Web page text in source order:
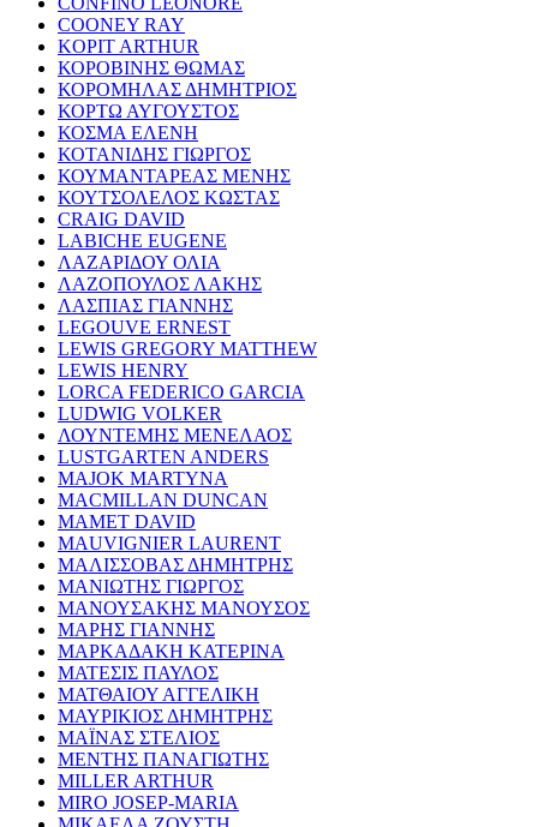
COONEY RAY
KOPIT ARTHUR
ΚΟΡΟΒΙΝΗΣ ΘΩΜΑΣ
ΚΟΡΟΜΗΛΑΣ ΔΗΜΗΤΡΙΟΣ
ΚΟΡΤΩ ΑΥΓΟΥΣΤΟΣ
ΚΟΣΜΑ ΕΛΕΝΗ
ΚΟΤΑΝΙΔΗΣ ΓΙΩΡΓΟΣ
ΚΟΥΜΑΝΤΑΡΕΑΣ ΜΕΝΗΣ
ΚΟΥΤΣΟΛΕΛΟΣ ΚΩΣΤΑΣ
CRAIG DAVID
LABICHE EUGENE
ΛΑΖΑΡΙΔΟΥ ΟΛΙΑ
ΛΑΖΟΠΟΥΛΟΣ ΛΑΚΗΣ
ΛΑΣΠΙΑΣ ΓΙΑΝΝΗΣ
LEGOUVE ERNEST
LEWIS GREGORY MATTHEW
LEWIS HENRY
LORCA FEDERICO GARCIA
LUDWIG VOLKER
ΛΟΥΝΤΕΜΗΣ ΜΕΝΕΛΑΟΣ
LUSTGARTEN ANDERS
MAJOK MARTYNA
MACMILLAN DUNCAN
MAMET DAVID
MAUVIGNIER LAURENT
ΜΑΛΙΣΣΟΒΑΣ ΔΗΜΗΤΡΗΣ
ΜΑΝΙΩΤΗΣ ΓΙΩΡΓΟΣ
ΜΑΝΟΥΣΑΚΗΣ ΜΑΝΟΥΣΟΣ
ΜΑΡΗΣ ΓΙΑΝΝΗΣ
ΜΑΡΚΑΔΑΚΗ ΚΑΤΕΡΙΝΑ
ΜΑΤΕΣΙΣ ΠΑΥΛΟΣ
ΜΑΤΘΑΙΟΥ ΑΓΓΕΛΙΚΗ
ΜΑΥΡΙΚΙΟΣ ΔΗΜΗΤΡΗΣ
ΜΑΪΝΑΣ ΣΤΕΛΙΟΣ
ΜΕΝΤΗΣ ΠΑΝΑΓΙΩΤΗΣ
MILLER ARTHUR
MIRO JOSEP-MARIA